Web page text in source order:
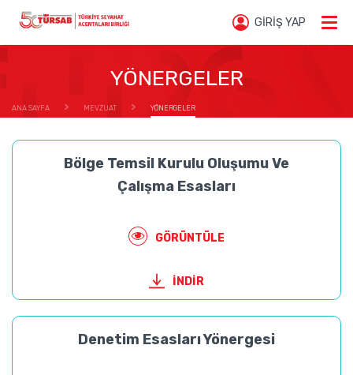
GİRİŞ YAP
YÖNERGELER
ANA SAYFA MEVZUAT YÖNERGELER
Bölge Temsil Kurulu Oluşumu Ve
Çalışma Esasları
GÖRÜNTÜLE
İNDİR
Denetim Esasları Yönergesi